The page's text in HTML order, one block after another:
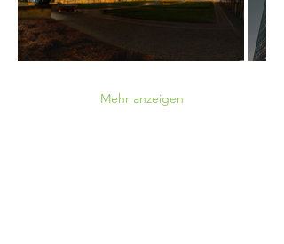
Mehr anzeigen